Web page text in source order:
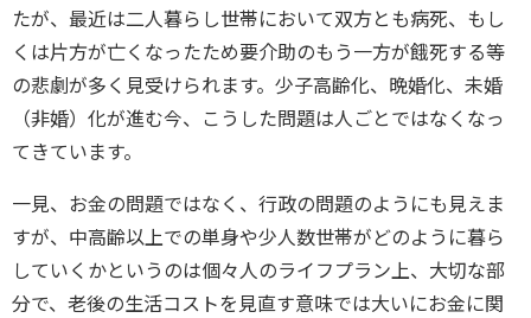
たが、最近は二人暮らし世帯において双方とも病死、もし
くは片方が亡くなったため要介助のもう一方が餓死する等
の悲劇が多く見受けられます。少子高齢化、晩婚化、未婚
（非婚）化が進む今、こうした問題は人ごとではなくなっ
てきています。
一見、お金の問題ではなく、行政の問題のようにも見えま
すが、中高齢以上での単身や少人数世帯がどのように暮ら
していくかというのは個々人のライフプラン上、大切な部
分で、老後の生活コストを見直す意味では大いにお金に関